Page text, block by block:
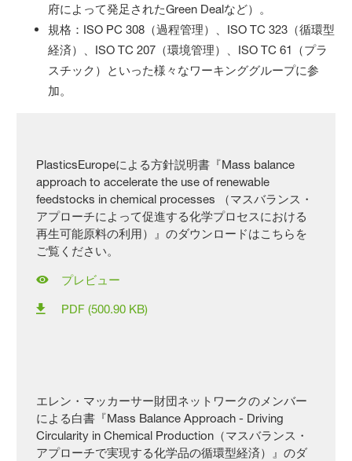
府によって発足されたGreen Dealなど）。
規格：ISO PC 308（過程管理）、ISO TC 323（循環型
経済）、ISO TC 207（環境管理）、ISO TC 61（プラ
スチック）といった様々なワーキンググループに参
加。
PlasticsEuropeによる方針説明書『Mass balance
approach to accelerate the use of renewable
feedstocks in chemical processes （マスバランス・
アプローチによって促進する化学プロセスにおける
再生可能原料の利用）』のダウンロードはこちらを
ご覧ください。
プレビュー
PDF (500.90 KB)
エレン・マッカーサー財団ネットワークのメンバー
による白書『Mass Balance Approach - Driving
Circularity in Chemical Production（マスバランス・
アプローチで実現する化学品の循環型経済）』のダ